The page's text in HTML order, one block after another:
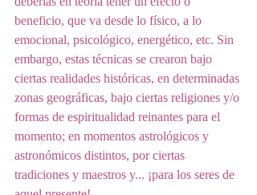
beneficio, que va desde lo físico, a lo
emocional, psicológico, energético, etc. Sin
embargo, estas técnicas se crearon bajo
ciertas realidades históricas, en determinadas
zonas geográficas, bajo ciertas religiones y/o
formas de espiritualidad reinantes para el
momento; en momentos astrológicos y
astronómicos distintos, por ciertas
tradiciones y maestros y... ¡para los seres de